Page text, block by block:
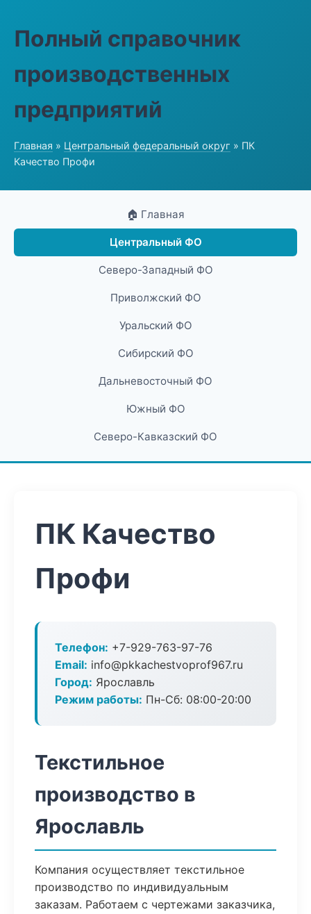
Полный справочник
производственных
предприятий
Главная » Центральный федеральный округ » ПК
Качество Профи
🏠 Главная
Центральный ФО
Северо-Западный ФО
Приволжский ФО
Уральский ФО
Сибирский ФО
Дальневосточный ФО
Южный ФО
Северо-Кавказский ФО
ПК Качество
Профи
Телефон: +7-929-763-97-76
Email: info@pkkachestvoprof967.ru
Город: Ярославль
Режим работы: Пн-Сб: 08:00-20:00
Текстильное
производство в
Ярославль
Компания осуществляет текстильное
производство по индивидуальным
заказам. Работаем с чертежами заказчика,